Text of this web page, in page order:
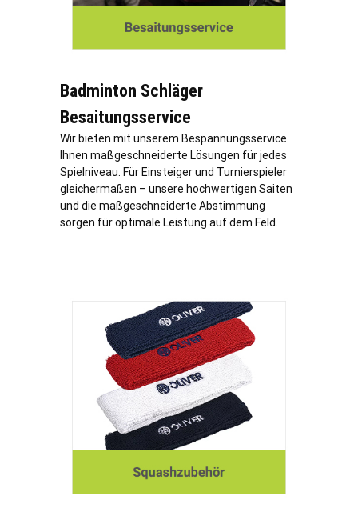
Badminton Schläger
Besaitungsservice
Wir bieten mit unserem Bespannungsservice
Ihnen maßgeschneiderte Lösungen für jedes
Spielniveau. Für Einsteiger und Turnierspieler
gleichermaßen – unsere hochwertigen Saiten
und die maßgeschneiderte Abstimmung
sorgen für optimale Leistung auf dem Feld.